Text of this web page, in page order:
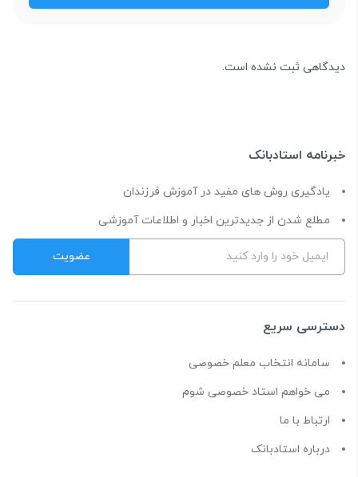
دیدگاهی ثبت نشده است.
خبرنامه استادبانک
یادگیری روش های مفید در آموزش فرزندان
مطلع شدن از جدیدترین اخبار و اطلاعات آموزشی
دسترسی سریع
سامانه انتخاب معلم خصوصی
می خواهم استاد خصوصی شوم
ارتباط با ما
درباره استادبانک